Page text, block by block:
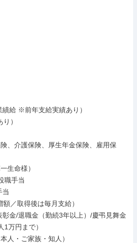
給 ※前年支給実績あり）
）
、介護保険、厚生年金保険、雇用保
生命様）
職手当
当
／取得後は毎月支給）
金/退職金（勤続3年以上）/慶弔見舞金
万円まで）
人・ご家族・知人）